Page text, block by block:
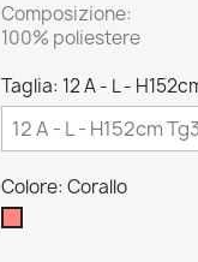
Composizione:
100% poliestere
Taglia: 12 A - L -
Colore: Corallo